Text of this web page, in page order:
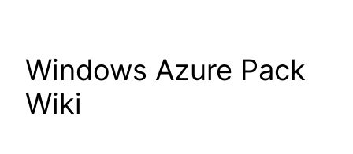
Windows Azure Pack
Wiki